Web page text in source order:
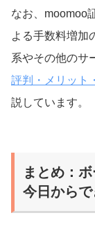
なお、moomoo
よる手数料増加
系やその他のサ
評判・メリット
説しています。
まとめ：
今日からで